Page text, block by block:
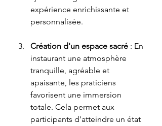
expérience enrichissante et
personnalisée.
Création d'un espace sacré : En
instaurant une atmosphère
tranquille, agréable et
apaisante, les praticiens
favorisent une immersion
totale. Cela permet aux
participants d'atteindre un état